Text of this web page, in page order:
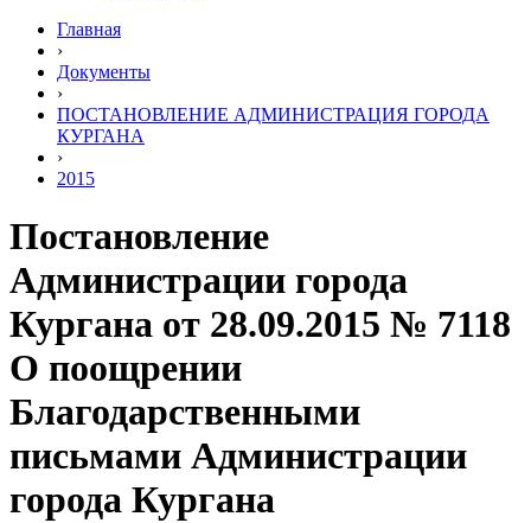
Главная
›
Документы
›
ПОСТАНОВЛЕНИЕ АДМИНИСТРАЦИЯ ГОРОДА
КУРГАНА
›
2015
Постановление
Администрации города
Кургана от 28.09.2015 № 7118
О поощрении
Благодарственными
письмами Администрации
города Кургана